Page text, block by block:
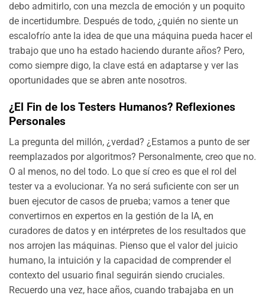
debo admitirlo, con una mezcla de emoción y un poquito
de incertidumbre. Después de todo, ¿quién no siente un
escalofrío ante la idea de que una máquina pueda hacer el
trabajo que uno ha estado haciendo durante años? Pero,
como siempre digo, la clave está en adaptarse y ver las
oportunidades que se abren ante nosotros.
¿El Fin de los Testers Humanos? Reflexiones
Personales
La pregunta del millón, ¿verdad? ¿Estamos a punto de ser
reemplazados por algoritmos? Personalmente, creo que no.
O al menos, no del todo. Lo que sí creo es que el rol del
tester va a evolucionar. Ya no será suficiente con ser un
buen ejecutor de casos de prueba; vamos a tener que
convertirnos en expertos en la gestión de la IA, en
curadores de datos y en intérpretes de los resultados que
nos arrojen las máquinas. Pienso que el valor del juicio
humano, la intuición y la capacidad de comprender el
contexto del usuario final seguirán siendo cruciales.
Recuerdo una vez, hace años, cuando trabajaba en un